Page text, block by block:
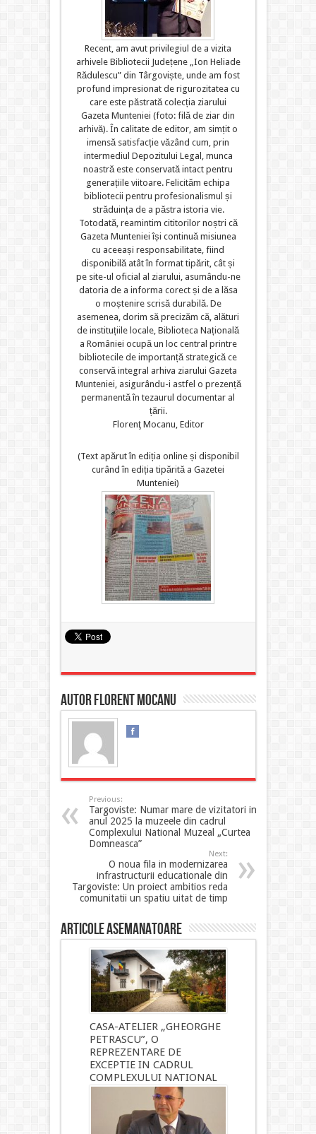
Recent, am avut privilegiul de a vizita
arhivele Bibliotecii Județene „Ion Heliade
Rădulescu” din Târgoviște, unde am fost
profund impresionat de rigurozitatea cu
care este păstrată colecția ziarului
Gazeta Munteniei (foto: filă de ziar din
arhivă). În calitate de editor, am simțit o
imensă satisfacție văzând cum, prin
intermediul Depozitului Legal, munca
noastră este conservată intact pentru
generațiile viitoare. Felicităm echipa
bibliotecii pentru profesionalismul și
străduința de a păstra istoria vie.
Totodată, reamintim cititorilor noștri că
Gazeta Munteniei își continuă misiunea
cu aceeași responsabilitate, fiind
disponibilă atât în format tipărit, cât și
pe site-ul oficial al ziarului, asumându-ne
datoria de a informa corect și de a lăsa
o moștenire scrisă durabilă. De
asemenea, dorim să precizăm că, alături
de instituțiile locale, Biblioteca Națională
a României ocupă un loc central printre
bibliotecile de importanță strategică ce
conservă integral arhiva ziarului Gazeta
Munteniei, asigurându-i astfel o prezență
permanentă în tezaurul documentar al
țării.
Florenţ Mocanu, Editor
(Text apărut în ediția online și disponibil
curând în ediția tipărită a Gazetei
Munteniei)
Autor Florent MOCANU
Previous:
Targoviste: Numar mare de vizitatori in
anul 2025 la muzeele din cadrul
Complexului National Muzeal „Curtea
Domneasca”
Next:
O noua fila in modernizarea
infrastructurii educationale din
Targoviste: Un proiect ambitios reda
comunitatii un spatiu uitat de timp
Articole asemanatoare
CASA-ATELIER „GHEORGHE
PETRASCU”, O
REPREZENTARE DE
EXCEPTIE IN CADRUL
COMPLEXULUI NATIONAL
MUZEAL „CURTEA
DOMNEASCA” TARGOVISTE
10 ore ago